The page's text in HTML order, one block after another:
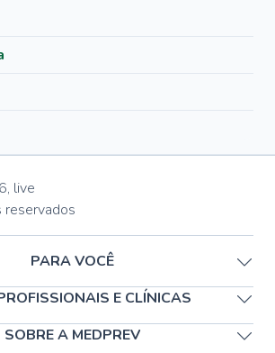
, live
reservados
PARA VOCÊ
E CLÍNICAS
SOBRE A MEDPREV